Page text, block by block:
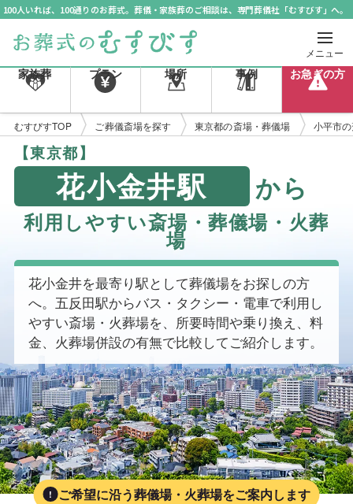
100人いれば、100通りのお葬式。葬儀・家族葬のご相談は、専門葬儀社「むすびす」へ。
メニュー
家族葬 プラン 場所 事例 お急ぎの方
むすびすTOP ご葬儀斎場を探す 東京都の斎場・葬儀場 小平市
【東京都】
花小金井駅 から
利用しやすい斎場・葬儀場・火葬
場
花小金井を最寄り駅として葬儀場をお探しの方
へ。五反田駅からバス・タクシー・電車で利用し
やすい斎場・火葬場を、所要時間や乗り換え、料
金、火葬場併設の有無で比較してご紹介します。
ご希望に沿う葬儀場・火葬場をご案内します